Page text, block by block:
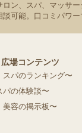
ロン、スパ、マッサ
可能。口コミパワ
場コンテンツ
スパのランキング〜
パの体験談〜
美容の掲示板〜